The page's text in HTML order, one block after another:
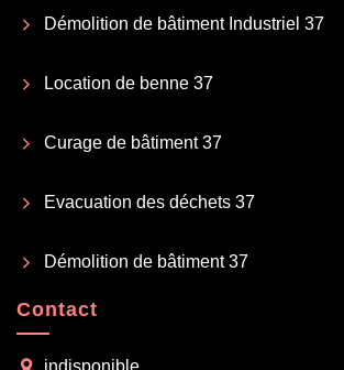
Démolition de bâtiment Industriel 37
Location de benne 37
Curage de bâtiment 37
Evacuation des déchets 37
Démolition de bâtiment 37
Contact
indisponible